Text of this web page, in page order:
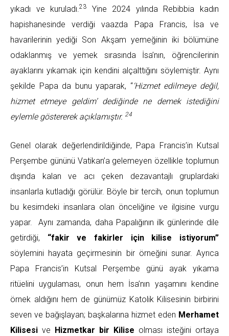
yıkadı ve kuruladı.23
Yine 2024 yılında Rebibbia kadın
hapishanesinde verdiği vaazda Papa Francis, İsa ve
havarilerinin yediği Son Akşam yemeğinin iki bölümüne
odaklanmış ve yemek sırasında İsa’nın, öğrencilerinin
ayaklarını yıkamak için kendini alçalttığını söylemiştir. Aynı
şekilde Papa da bunu yaparak, “‘Hizmet edilmeye değil,
hizmet etmeye geldim’ dediğinde ne demek istediğini
eylemle göstererek açıklamıştır. 24
Genel olarak değerlendirildiğinde, Papa Francis’in Kutsal
Perşembe gününü Vatikan’a gelemeyen özellikle toplumun
dışında kalan ve acı çeken dezavantajlı gruplardaki
insanlarla kutladığı görülür. Böyle bir tercih, onun toplumun
bu kesimdeki insanlara olan önceliğine ve ilgisine vurgu
yapar. Aynı zamanda, daha Papalığının ilk günlerinde dile
getirdiği, “fakir ve fakirler için kilise istiyorum”
söylemini hayata geçirmesinin bir örneğini sunar. Ayrıca
Papa Francis’in Kutsal Perşembe günü ayak yıkama
ritüelini uygulaması, onun hem İsa’nın yaşamını kendine
örnek aldığını hem de günümüz Katolik Kilisesinin birbirini
seven ve bağışlayan; başkalarına hizmet eden Merhamet
Kilisesi ve Hizmetkar bir Kilise olması isteğini ortaya